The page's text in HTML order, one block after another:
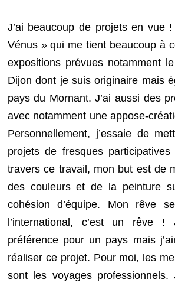
J’ai beaucoup de projets en vue
Vénus » qui me tient beaucoup à
expositions prévues notamment
Dijon dont je suis originaire mais
pays du Mornant. J’ai aussi des
avec notamment une appose-
Personnellement, j’essaie de
projets de fresques
travers ce travail, mon but est de
des couleurs et de la peinture
cohésion d’équipe. Mon rêve
l’international, c’est un rêve
préférence pour un pays mais
réaliser ce projet. Pour moi, les
sont les voyages professionnels.